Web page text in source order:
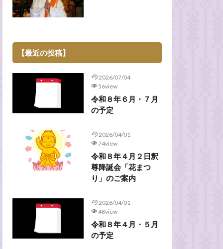
【最近の投稿】
2026/07/04
56view
令和８年６月・７月
の予定
2026/04/01
74view
令和８年４月２日釈
尊降誕会「花まつ
り」のご案内
2026/04/01
48view
令和８年４月・５月
の予定